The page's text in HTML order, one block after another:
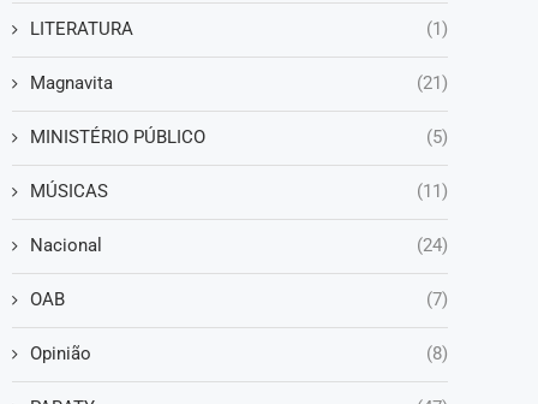
LITERATURA (1)
Magnavita (21)
MINISTÉRIO PÚBLICO (5)
MÚSICAS (11)
Nacional (24)
OAB (7)
Opinião (8)